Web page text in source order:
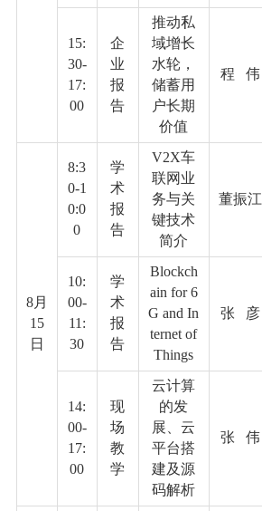
15:
30-
17:
00
企
业
报
告
推动私
域增长
水轮，
储蓄用
户长期
价值
程 伟
8月
15
日
8:3
0-1
0:0
0
学
术
报
告
V2X车
联网业
务与关
键技术
简介
董振江
10:
00-
11:
30
学
术
报
告
Blockch
ain for 6
G and In
ternet of
Things
张 彦
14:
00-
17:
00
现
场
教
学
云计算
的发
展、云
平台搭
建及源
码解析
张 伟